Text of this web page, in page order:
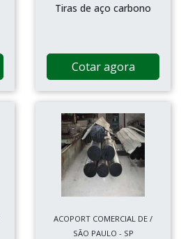
Tiras de aço carbono
Cotar agora
ACOPORT COMERCIAL DE /
SÃO PAULO - SP